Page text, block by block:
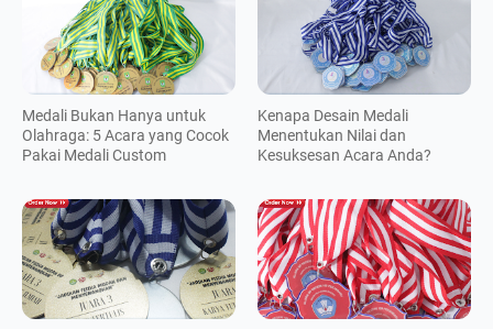
Medali Bukan Hanya untuk
Olahraga: 5 Acara yang Cocok
Pakai Medali Custom
Kenapa Desain Medali
Menentukan Nilai dan
Kesuksesan Acara Anda?